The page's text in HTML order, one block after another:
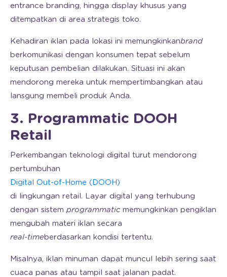
entrance branding, hingga display khusus yang
ditempatkan di area strategis toko.
Kehadiran iklan pada lokasi ini memungkinkanbrand
berkomunikasi dengan konsumen tepat sebelum
keputusan pembelian dilakukan. Situasi ini akan
mendorong mereka untuk mempertimbangkan atau
lansgung membeli produk Anda.
3. Programmatic DOOH
Retail
Perkembangan teknologi digital turut mendorong
pertumbuhan
Digital Out-of-Home (DOOH)
di lingkungan retail. Layar digital yang terhubung
dengan sistem programmaticmemungkinkan pengiklan
mengubah materi iklan secara
real-timeberdasarkan kondisi tertentu.
Misalnya, iklan minuman dapat muncul lebih sering saat
cuaca panas atau tampil saat jalanan padat.